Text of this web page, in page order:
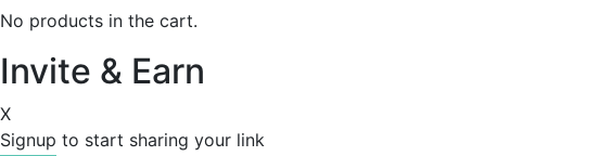
No products in the cart.
Invite & Earn
X
Signup to start sharing your link